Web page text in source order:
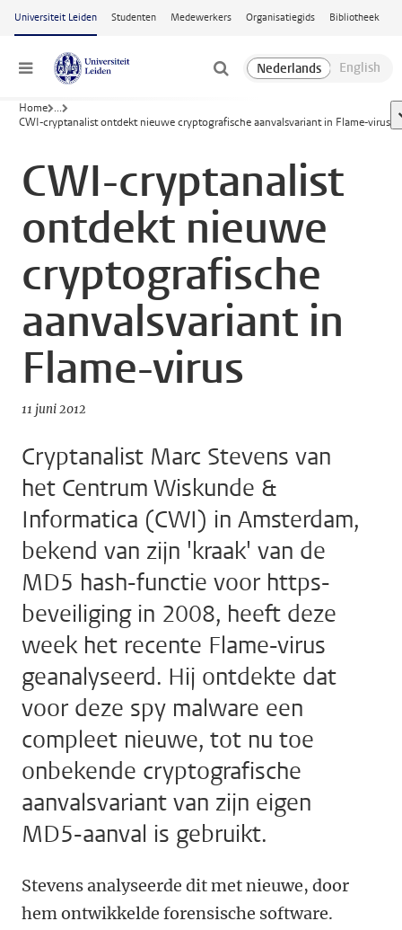
Ga naar hoofdinhoud
Universiteit Leiden Studenten Medewerkers Organisatiegids Bibliotheek
Menu
Home ...
CWI-cryptanalist ontdekt nieuwe cryptografische aanvalsvariant in Flame-virus
CWI-cryptanalist
ontdekt nieuwe
cryptografische
aanvalsvariant in
Flame-virus
11 juni 2012
Cryptanalist Marc Stevens van
het Centrum Wiskunde &
Informatica (CWI) in Amsterdam,
bekend van zijn 'kraak' van de
MD5 hash-functie voor https-
beveiliging in 2008, heeft deze
week het recente Flame-virus
geanalyseerd. Hij ontdekte dat
voor deze spy malware een
compleet nieuwe, tot nu toe
onbekende cryptografische
aanvalsvariant van zijn eigen
MD5-aanval is gebruikt.
Stevens analyseerde dit met nieuwe, door
hem ontwikkelde forensische software.